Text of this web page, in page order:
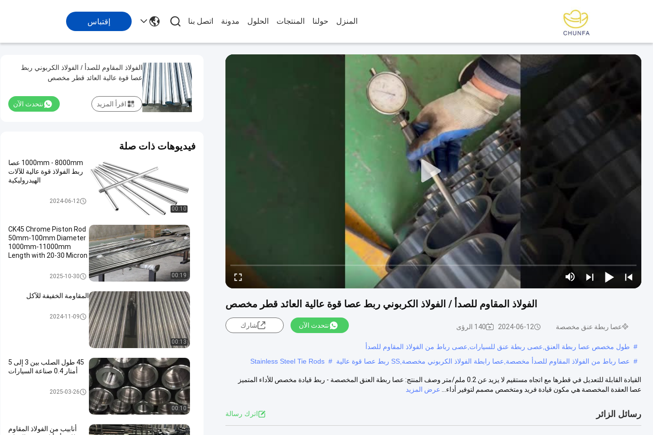
المنزل حولنا المنتجات الحلول مدونة اتصل بنا إقتباس
الفولاذ المقاوم للصدأ / الفولاذ الكربوني ربط عصا قوة عالية العائد قطر مخصص
عصا ربطة عنق مخصصة 2024-06-12 140 الرؤى نتحدث الآن شارك
# طول مخصص عصا ربطة العنق,عصى ربطة عنق للسيارات,عصى رباط من الفولاذ المقاوم للصدأ
# عصا رباط من الفولاذ المقاوم للصدأ مخصصة,عصا رابطة الفولاذ الكربوني مخصصة,SS ربط عصا قوة عالية #
Stainless Steel Tie Rods
القيادة القابلة للتعديل في قطرها مع اتجاه مستقيم لا يزيد عن 0.2 ملم/متر وصف المنتج: عصا ربطة العنق المخصصة - ربط قيادة مخصص للأداء المتميز
عصا العقدة المخصصة هي مكون قيادة فريد ومتخصص مصمم لتوفير أداء...
عرض المزيد
رسائل الزائر اترك رسالة
الفولاذ المقاوم للصدأ / الفولاذ الكربوني ربط
عصا قوة عالية العائد قطر مخصص
نتحدث الآن اقرأ المزيد
فيديوهات ذات صلة
00:10
1000mm - 8000mm عصا
ربط الفولاذ قوة عالية للآلات
الهيدروليكية
عصا ربطة عنق مخصصة2024-06-12
00:19
CK45 Chrome Piston Rod
50mm-100mm Diameter
1000mm-11000mm
Length with 20-30 Micron
قضيب مكبس كروم2025-10-30
00:13
المقاومة الخفيفة للآكل
قضيب معدني مجوف
2024-11-09
00:10
45 طول الصلب بين 3 إلى 5
أمتار 0.4 صناعة السيارات
قضيب المكبس المجوف2025-03-26
أنابيب من الفولاذ المقاوم